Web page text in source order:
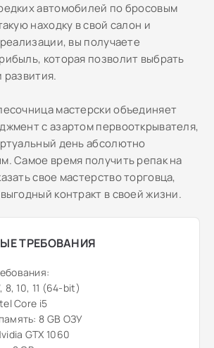
автомобилей по бросовым
находку в свой салон и
вы получаете
которая позволит выбрать
развития.
мастерски объединяет
с азартом первооткрывателя,
день абсолютно
Самое время получить репак на
свое мастерство торговца,
контракт в своей жизни.
ТРЕБОВАНИЯ
10, 11 (64-bit)
Core i5
8 GB ОЗУ
GTX 1060